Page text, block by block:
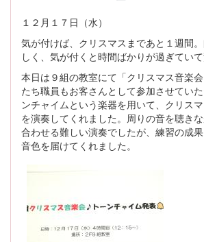
１２月１７日（水）
気が付けば、クリスマスまであと１週間
しく、気が付くと時間ばかりが過ぎていて
本日は９組の教室にて「クリスマス音楽
たち職員もお客さんとして参加させてい
ンチャイムという楽器を用いて、クリス
を演奏してくれました。周りの音を聴き
合わせる難しい演奏でしたが、練習の成
音色を届けてくれました。